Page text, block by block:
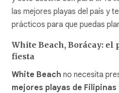
las mejores playas del país y
prácticos para que puedas
White Beach, Borácay: el
fiesta
White Beach no necesita
mejores playas de Filipinas